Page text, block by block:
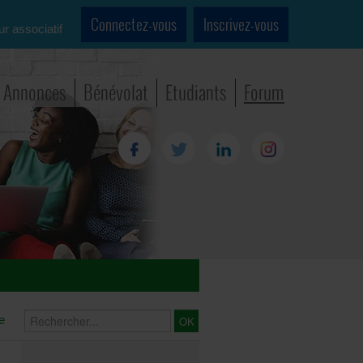
associatif Connectez-vous Inscrivez-vous
Annonces Bénévolat Etudiants Forum